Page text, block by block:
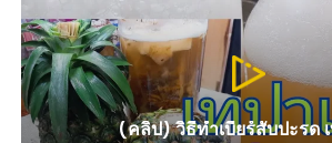
(คลิป) วิธีทำเบียร์สับปะรด